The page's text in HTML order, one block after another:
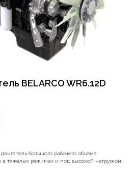
BELARCO WR6.12D
большого рабочего объема,
тяжелых режимах и под высокой нагрузкой.